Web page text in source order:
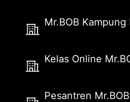
Mr.BOB Kampung
Kelas Online
Pesantren Mr.BOB